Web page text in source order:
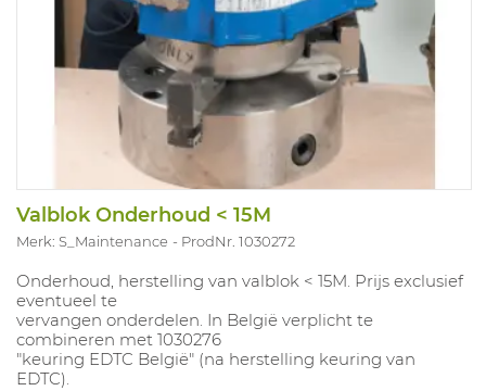
Valblok Onderhoud < 15M
Merk: S_Maintenance ProdNr. 1030272
Onderhoud, herstelling van valblok < 15M. Prijs exclusief
eventueel te
vervangen onderdelen. In België verplicht te
combineren met 1030276
"keuring EDTC België" (na herstelling keuring van
EDTC).